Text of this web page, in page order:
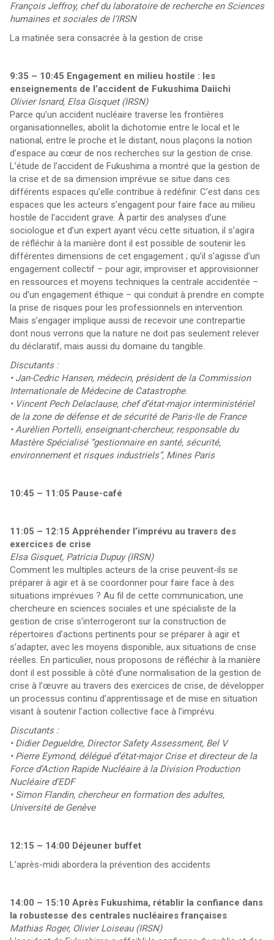
François Jeffroy, chef du laboratoire de recherche en Sciences
humaines et sociales de l’IRSN
La matinée sera consacrée à la gestion de crise
9:35 – 10:45 Engagement en milieu hostile : les
enseignements de l’accident de Fukushima Daiichi
Olivier Isnard, Elsa Gisquet (IRSN)
Parce qu’un accident nucléaire traverse les frontières
organisationnelles, abolit la dichotomie entre le local et le
national, entre le proche et le distant, nous plaçons la notion
d’espace au cœur de nos recherches sur la gestion de crise.
L’étude de l’accident de Fukushima a montré que la gestion de
la crise et de sa dimension imprévue se situe dans ces
différents espaces qu’elle contribue à redéfinir. C’est dans ces
espaces que les acteurs s’engagent pour faire face au milieu
hostile de l’accident grave. À partir des analyses d’une
sociologue et d’un expert ayant vécu cette situation, il s’agira
de réfléchir à la manière dont il est possible de soutenir les
différentes dimensions de cet engagement ; qu’il s’agisse d’un
engagement collectif – pour agir, improviser et approvisionner
en ressources et moyens techniques la centrale accidentée –
ou d’un engagement éthique – qui conduit à prendre en compte
la prise de risques pour les professionnels en intervention.
Mais s’engager implique aussi de recevoir une contrepartie
dont nous verrons que la nature ne doit pas seulement relever
du déclaratif, mais aussi du domaine du tangible.
Discutants :
• Jan-Cedric Hansen, médecin, président de la Commission
Internationale de Médecine de Catastrophe.
• Vincent Pech Delaclause, chef d’état-major interministériel
de la zone de défense et de sécurité de Paris-Ile de France
• Aurélien Portelli, enseignant-chercheur, responsable du
Mastère Spécialisé “gestionnaire en santé, sécurité,
environnement et risques industriels”, Mines Paris
10:45 – 11:05 Pause-café
11:05 – 12:15 Appréhender l’imprévu au travers des
exercices de crise
Elsa Gisquet, Patricia Dupuy (IRSN)
Comment les multiples acteurs de la crise peuvent-ils se
préparer à agir et à se coordonner pour faire face à des
situations imprévues ? Au fil de cette communication, une
chercheure en sciences sociales et une spécialiste de la
gestion de crise s’interrogeront sur la construction de
répertoires d’actions pertinents pour se préparer à agir et
s’adapter, avec les moyens disponible, aux situations de crise
réelles. En particulier, nous proposons de réfléchir à la manière
dont il est possible à côté d’une normalisation de la gestion de
crise à l’œuvre au travers des exercices de crise, de développer
un processus continu d’apprentissage et de mise en situation
visant à soutenir l’action collective face à l’imprévu.
Discutants :
• Didier Degueldre, Director Safety Assessment, Bel V
• Pierre Eymond, délégué d’état-major Crise et directeur de la
Force d’Action Rapide Nucléaire à la Division Production
Nucléaire d’EDF
• Simon Flandin, chercheur en formation des adultes,
Université de Genève
12:15 – 14:00 Déjeuner buffet
L’après-midi abordera la prévention des accidents
14:00 – 15:10 Après Fukushima, rétablir la confiance dans
la robustesse des centrales nucléaires françaises
Mathias Roger, Olivier Loiseau (IRSN)